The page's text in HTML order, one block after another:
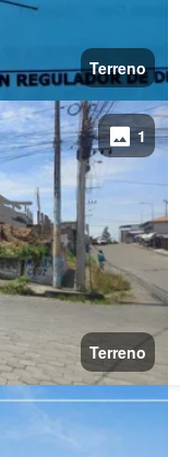
Terreno
Terreno
1